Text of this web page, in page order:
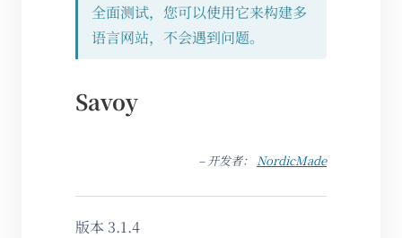
全面测试，您可以使用它来构建多
语言网站，不会遇到问题。
Savoy
– 开发者： NordicMade
版本 3.1.4